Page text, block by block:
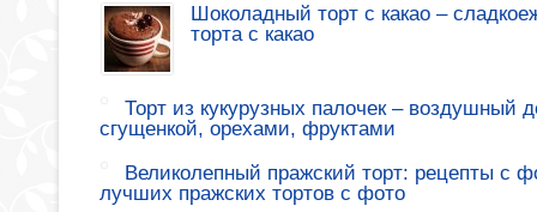
Шоколадный торт с какао –
торта с какао
Торт из кукурузных палочек – воздушный
сгущенкой, орехами, фруктами
Великолепный пражский торт: рецепты с
лучших пражских тортов с фото